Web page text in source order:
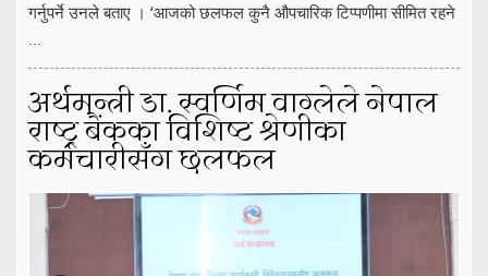
गर्नुपर्ने उनले बताए । ‘आजको छलफल कुनै औपचारिक टिप्पणीमा सीमित रहने
...
अर्थमन्त्री डा. स्वर्णिम वाग्लेले नेपाल
राष्ट्र बैंकका विशिष्ट श्रेणीका
कर्मचारीसँग छलफल